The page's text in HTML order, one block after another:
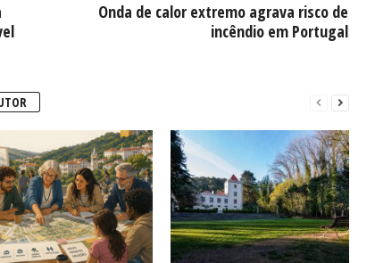
Onda de calor extremo agrava risco de
incêndio em Portugal